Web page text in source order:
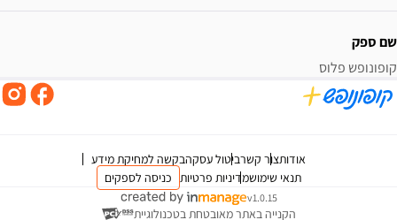
שם ספק
קופונופש פלוס
אודותצור קשרביטול עסקהבקשה למחיקת מידע
תנאי שימושמדיניות פרטיות כניסה לספקים
v1.0.15
הקנייה באתר מאובטחת בטכנולוגיית